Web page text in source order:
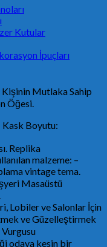
Kutular
İpuçları
Kişinin Mutlaka Sahip
Öğesi.
Boyutu:
Replika
malzeme: –
vintage tema.
Masaüstü
Lobiler ve Salonlar İçin
ve Güzelleştirmek
odaya kesin bir